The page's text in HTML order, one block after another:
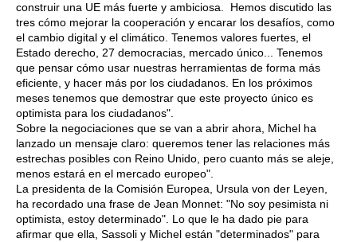
construir una UE más fuerte y ambiciosa. Hemos discutido las
tres cómo mejorar la cooperación y encarar los desafíos, como
el cambio digital y el climático. Tenemos valores fuertes, el
Estado derecho, 27 democracias, mercado único... Tenemos
que pensar cómo usar nuestras herramientas de forma más
eficiente, y hacer más por los ciudadanos. En los próximos
meses tenemos que demostrar que este proyecto único es
optimista para los ciudadanos".
Sobre la negociaciones que se van a abrir ahora, Michel ha
lanzado un mensaje claro: queremos tener las relaciones más
estrechas posibles con Reino Unido, pero cuanto más se aleje,
menos estará en el mercado europeo".
La presidenta de la Comisión Europea, Ursula von der Leyen,
ha recordado una frase de Jean Monnet: "No soy pesimista ni
optimista, estoy determinado". Lo que le ha dado pie para
afirmar que ella, Sassoli y Michel están "determinados" para